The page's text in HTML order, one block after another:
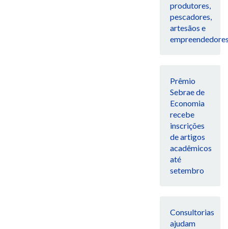
produtores,
pescadores,
artesãos e
Prêmio
Sebrae de
Economia
recebe
inscrições
de artigos
acadêmicos
até
setembro
Consultorias
ajudam